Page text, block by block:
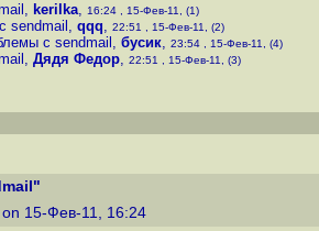
, kerilka, 16:24 , 15-Фев-11, (1)
sendmail , qqq, 22:51 , 15-Фев-11, (2)
с sendmail , бусик, 23:54 , 15-Фев-11, (4)
, Дядя Федор, 22:51 , 15-Фев-11, (3)
on 15-Фев-11, 16:24